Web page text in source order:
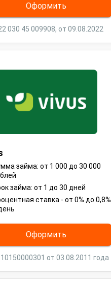
Оформить
030 45 009908, от 09.08.2022
займа: от 1 000 до 30 000
займа: от 1 до 30 дней
ставка - от 0% до 0,8%
Оформить
от 03.08.2011 года